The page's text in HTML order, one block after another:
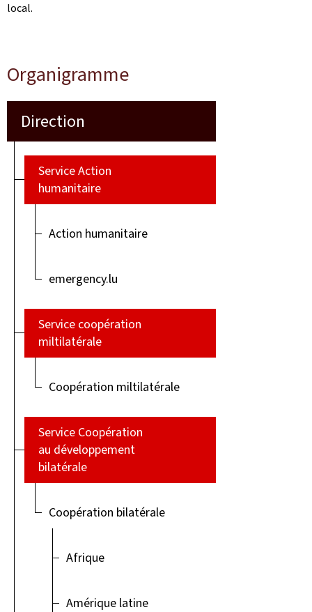
local.
Organigramme
Direction
Service Action
humanitaire
Action humanitaire
emergency.lu
Service coopération
miltilatérale
Coopération miltilatérale
Service Coopération
au développement
bilatérale
Coopération bilatérale
Afrique
Amérique latine